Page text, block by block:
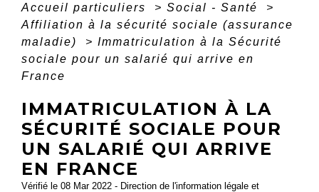
Accueil particuliers > Social - Santé
>
Affiliation à la sécurité sociale (assurance
maladie)
> Immatriculation à la Sécurité
sociale pour un salarié qui arrive en
France
IMMATRICULATION À LA
SÉCURITÉ SOCIALE POUR
UN SALARIÉ QUI ARRIVE
EN FRANCE
Vérifié le 08 Mar 2022 - Direction de l'information légale et